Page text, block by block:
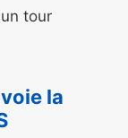
tour
la